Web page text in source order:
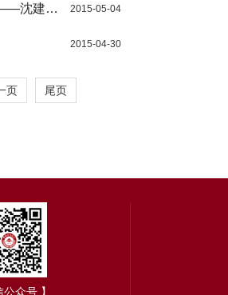
——沈建光
2015-05-04
2015-04-30
页 尾页
公众号 】